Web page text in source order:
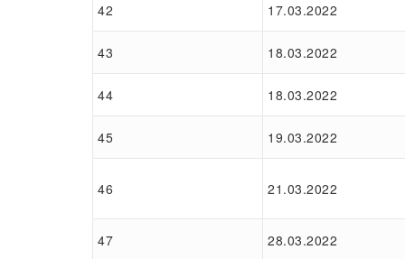
42
17.03.2022
43
18.03.2022
44
18.03.2022
45
19.03.2022
46 21.03.2022
47
28.03.2022